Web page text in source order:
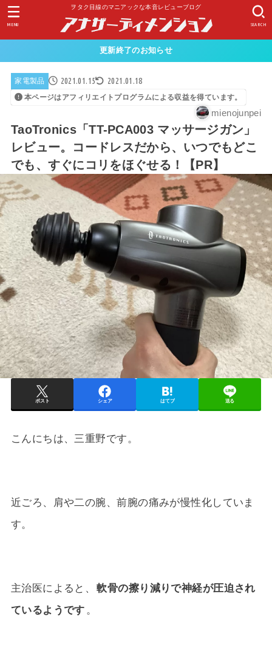
ヲタク目線のマニアックな本音レビューブログ
SEARCH
MENU
更新終了のお知らせ
家電製品 2021.01.15 2021.01.18
本ページはアフィリエイトプログラムによる収益を得ています。
mienojunpei
TaoTronics「TT-PCA003 マッサージガン」
レビュー。コードレスだから、いつでもどこ
でも、すぐにコリをほぐせる！【PR】
ポスト シェア はてブ 送る
こんにちは、三重野です。
近ごろ、肩や二の腕、前腕の痛みが慢性化していま
す。
主治医によると、 軟骨の擦り減りで神経が圧迫され
ているようです 。